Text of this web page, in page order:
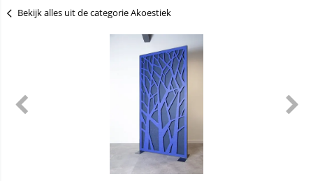
Bekijk alles uit de categorie Akoestiek